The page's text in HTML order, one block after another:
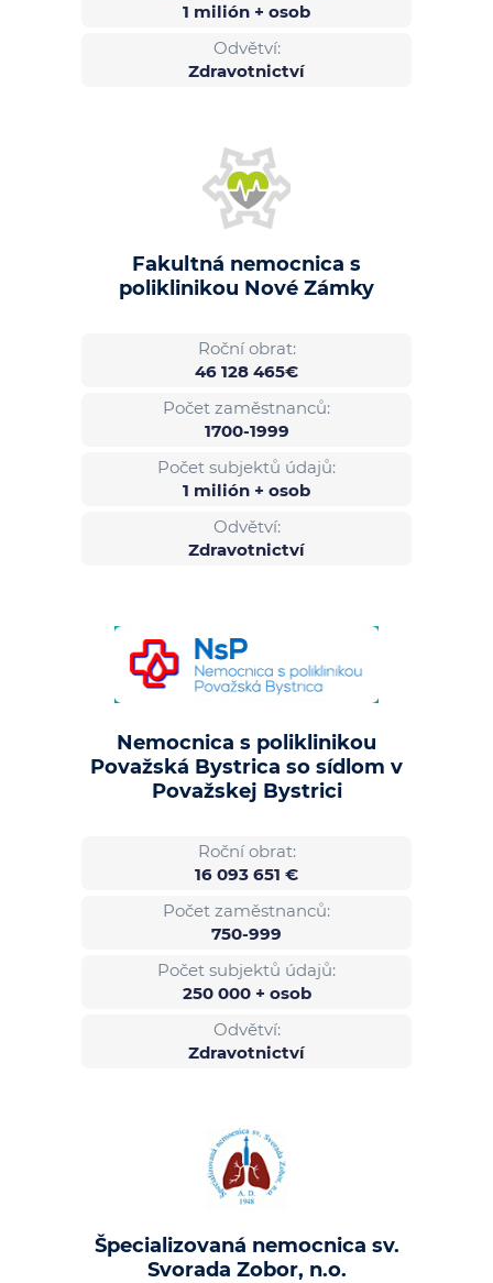
1 milión + osob
Odvětví:
Zdravotnictví
Fakultná nemocnica s
poliklinikou Nové Zámky
Roční obrat:
46 128 465€
Počet zaměstnanců:
1700-1999
Počet subjektů údajů:
1 milión + osob
Odvětví:
Zdravotnictví
Nemocnica s poliklinikou
Považská Bystrica so sídlom v
Považskej Bystrici
Roční obrat:
16 093 651 €
Počet zaměstnanců:
750-999
Počet subjektů údajů:
250 000 + osob
Odvětví:
Zdravotnictví
Špecializovaná nemocnica sv.
Svorada Zobor, n.o.